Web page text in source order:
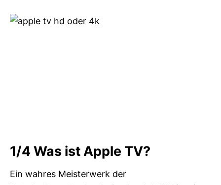
1/4Was ist Apple TV?
Ein wahres Meisterwerk der